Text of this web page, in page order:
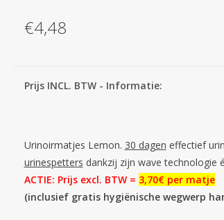
€4,48
Prijs INCL. BTW - Informatie:
Urinoirmatjes Lemon. 30 dagen effectief
urinespetters dankzij zijn wave technologie
ACTIE: Prijs excl. BTW = 3,70€ per matje
(inclusief gratis hygiënische wegwerp